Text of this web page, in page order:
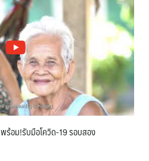
ร้อม!รับมือโควิด-19 รอบสอง